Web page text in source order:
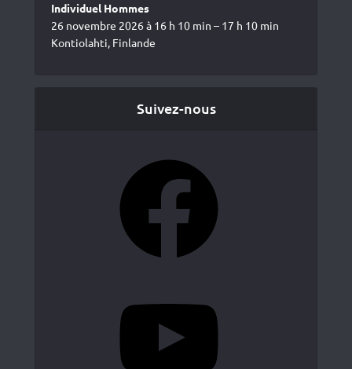
Individuel Hommes
26 novembre 2026 à 16 h 10 min – 17 h 10 min
Kontiolahti, Finlande
Suivez-nous